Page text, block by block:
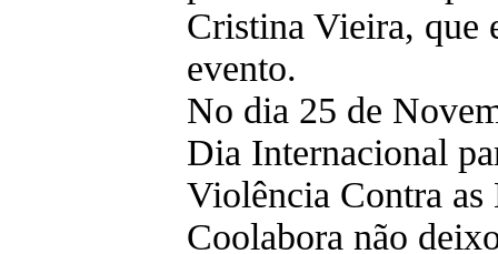
Cristina Vieira, que
evento.
No dia 25 de
Dia Internacional
Violência Contra as
Coolabora não